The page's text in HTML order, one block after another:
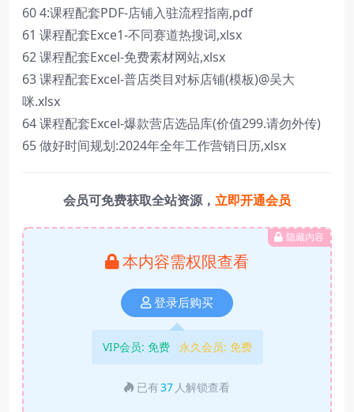
60 4:课程配套PDF-店铺入驻流程指南,pdf
61 课程配套Exce1-不同赛道热搜词,xlsx
62 课程配套Excel-免费素材网站,xlsx
63 课程配套Excel-普店类目对标店铺(模板)@吴大
咪.xlsx
64 课程配套Excel-爆款营店选品库(价值299.请勿外传)
65 做好时间规划:2024年全年工作营销日历,xlsx
会员可免费获取全站资源， 立即开通会员
隐藏内容
本内容需权限查看
登录后购买
VIP会员: 免费 永久会员: 免费
已有37 人解锁查看